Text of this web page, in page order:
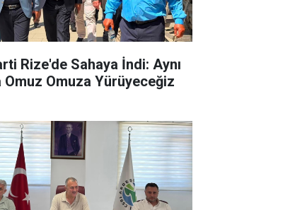
Rize'de Sahaya İndi: Aynı
Omuz Omuza Yürüyeceğiz